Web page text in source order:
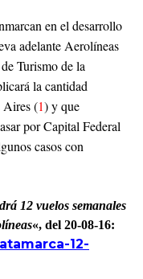
en el desarrollo
adelante Aerolíneas
Turismo de la
la cantidad
Aires (1) y que
por Capital Federal
casos con
12 vuelos semanales
«, del 20-08-16:
12-